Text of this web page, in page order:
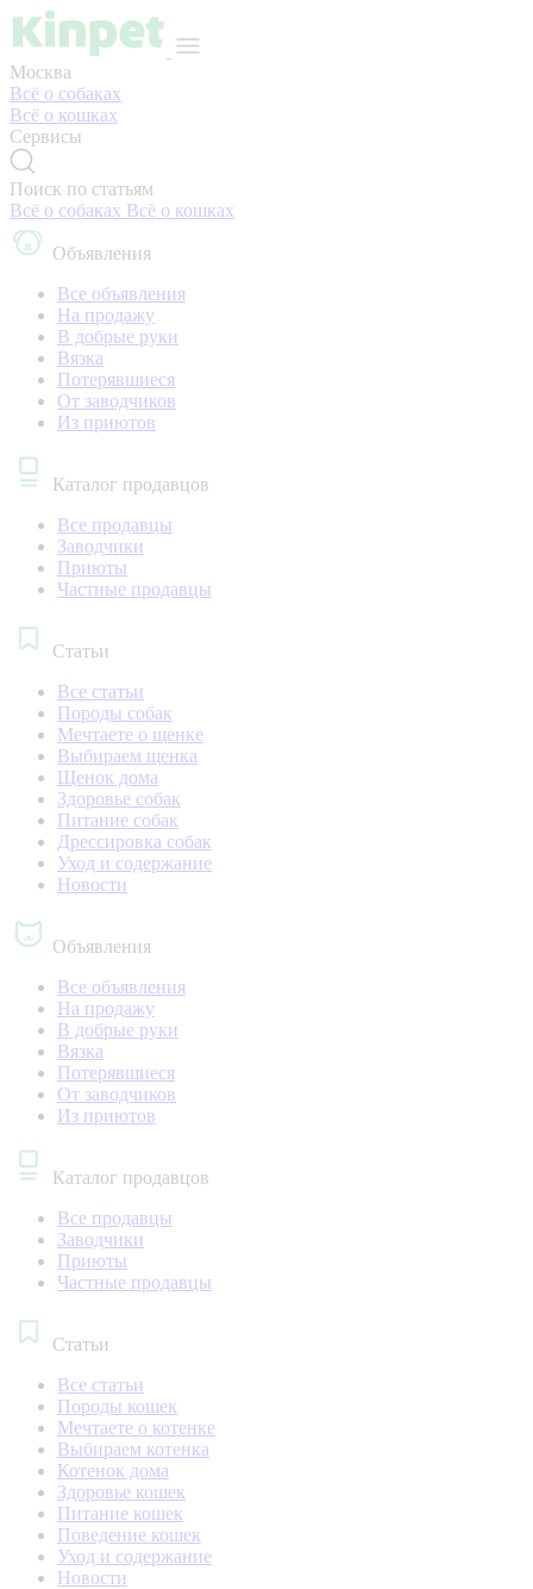
Москва
Всё о собаках
Всё о кошках
Сервисы
Поиск по статьям
Всё о собаках Всё о кошках
Объявления
Все объявления
На продажу
В добрые руки
Вязка
Потерявшиеся
От заводчиков
Из приютов
Каталог продавцов
Все продавцы
Заводчики
Приюты
Частные продавцы
Статьи
Все статьи
Породы собак
Мечтаете о щенке
Выбираем щенка
Щенок дома
Здоровье собак
Питание собак
Дрессировка собак
Уход и содержание
Новости
Объявления
Все объявления
На продажу
В добрые руки
Вязка
Потерявшиеся
От заводчиков
Из приютов
Каталог продавцов
Все продавцы
Заводчики
Приюты
Частные продавцы
Статьи
Все статьи
Породы кошек
Мечтаете о котенке
Выбираем котенка
Котенок дома
Здоровье кошек
Питание кошек
Поведение кошек
Уход и содержание
Новости